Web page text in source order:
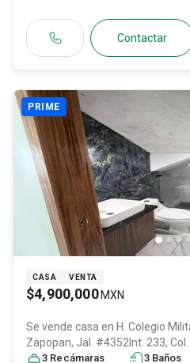
Contactar
PRIME
CASA VENTA
$4,900,000 MXN
Se vende casa en H. Colegio
Zapopan, Jal. #4352Int. 233,
Jalisco, México, C.P. 45066, ID:
3 Recámaras 3 Baños